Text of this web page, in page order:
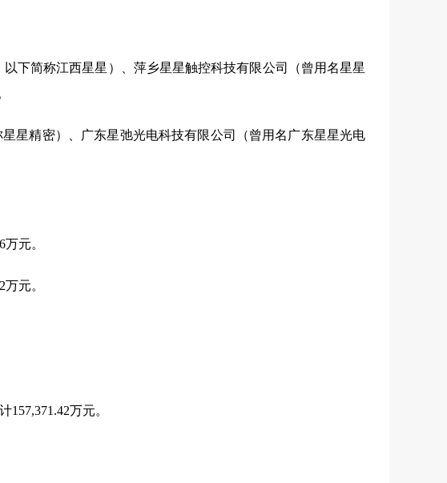
下简称江西星星）、萍乡星星触控科技有限公司（曾用名星星
星精密）、广东星弛光电科技有限公司（曾用名广东星星光电
万元。
万元。
157,371.42万元。